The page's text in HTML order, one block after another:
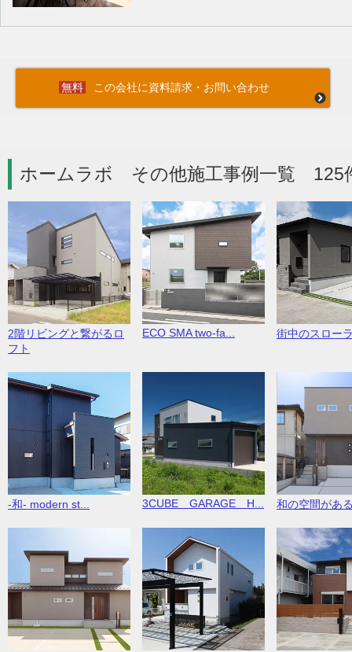
この会社に資料請求・お問い合わせ
ホームラボ その他施工事例一覧 125
2階リビングと繋がるロ
フト
ECO SMA two-fa... 街中のスロー
-和- modern st... 3CUBE GARAGE H... 和の空間があ